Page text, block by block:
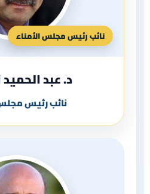
نائب رئيس مجلس الأمناء
د. عبد
نائب رئيس